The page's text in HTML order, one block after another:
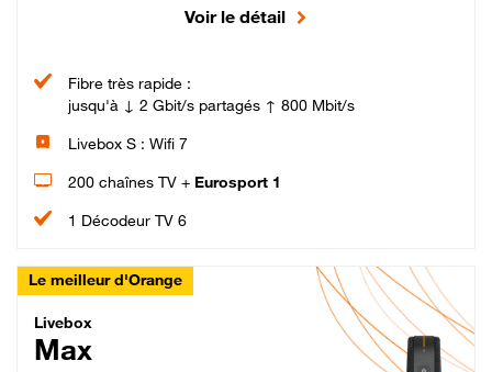
Voir le détail
Fibre très rapide :
jusqu'à ↓ 2 Gbit/s partagés ↑ 800 Mbit/s
Livebox S : Wifi 7
200 chaînes TV + Eurosport 1
1 Décodeur TV 6
Le meilleur d'Orange
Livebox Max Fibre
Livebox
Max